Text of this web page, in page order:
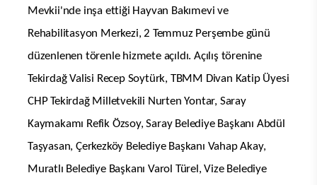
Mevkii'nde inşa ettiği Hayvan Bakımevi ve
Rehabilitasyon Merkezi, 2 Temmuz Perşembe günü
düzenlenen törenle hizmete açıldı. Açılış törenine
Tekirdağ Valisi Recep Soytürk, TBMM Divan Katip Üyesi
CHP Tekirdağ Milletvekili Nurten Yontar, Saray
Kaymakamı Refik Özsoy, Saray Belediye Başkanı Abdül
Taşyasan, Çerkezköy Belediye Başkanı Vahap Akay,
Muratlı Belediye Başkanı Varol Türel, Vize Belediye